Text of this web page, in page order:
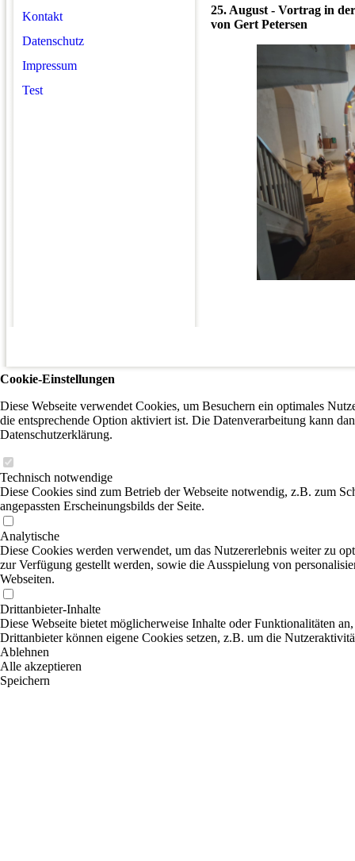
Kontakt
Datenschutz
Impressum
Test
25. August - Vortrag in
von Gert Petersen
Cookie-Einstellungen
Diese Webseite verwendet Cookies, um Besuchern ein optimales
die entsprechende Option aktiviert ist. Die Datenverarbeitung kann
Datenschutzerklärung.
Technisch notwendige
Diese Cookies sind zum Betrieb der Webseite notwendig, z.B. zum
angepassten Erscheinungsbilds der Seite.
Analytische
Diese Cookies werden verwendet, um das Nutzererlebnis weiter zu
zur Verfügung gestellt werden, sowie die Ausspielung von
Webseiten.
Drittanbieter-Inhalte
Diese Webseite bietet möglicherweise Inhalte oder Funktionalitäten
Drittanbieter können eigene Cookies setzen, z.B. um die
Ablehnen
Alle akzeptieren
Speichern